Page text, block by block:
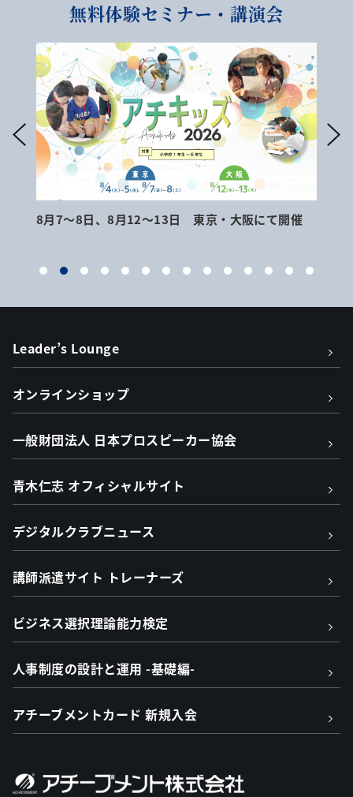
無料体験セミナー・講演会
8月7～8日、8月12～13日 東京・大阪にて開催
Leader’s Lounge
オンラインショップ
一般財団法人 日本プロスピーカー協会
青木仁志 オフィシャルサイト
デジタルクラブニュース
講師派遣サイト トレーナーズ
ビジネス選択理論能力検定
人事制度の設計と運用 -基礎編-
アチーブメントカード 新規入会